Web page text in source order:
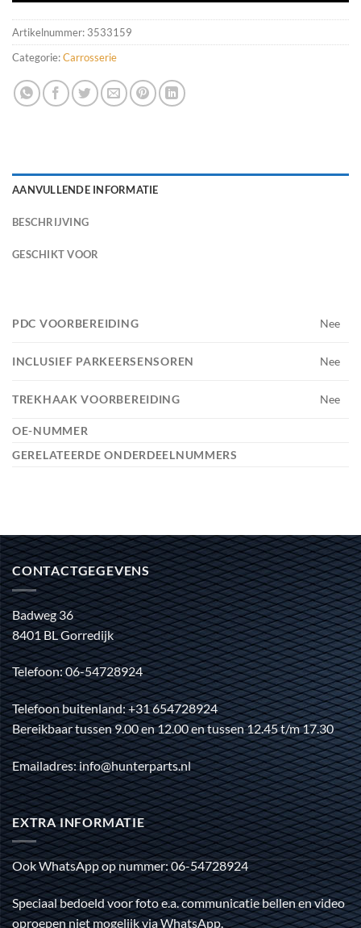
Artikelnummer: 3533159
Categorie:Carrosserie
AANVULLENDE INFORMATIE
BESCHRIJVING
GESCHIKT VOOR
PDC VOORBEREIDING Nee
INCLUSIEF PARKEERSENSOREN Nee
TREKHAAK VOORBEREIDING Nee
OE-NUMMER
GERELATEERDE ONDERDEELNUMMERS
CONTACTGEGEVENS
Badweg 36
8401 BL Gorredijk
Telefoon: 06-54728924
Telefoon buitenland: +31 654728924
Bereikbaar tussen 9.00 en 12.00 en tussen 12.45 t/m 17.30
Emailadres: info@hunterparts.nl
EXTRA INFORMATIE
Ook WhatsApp op nummer: 06-54728924
Speciaal bedoeld voor foto e.a. communicatie bellen en video
oproepen niet mogelijk via WhatsApp.